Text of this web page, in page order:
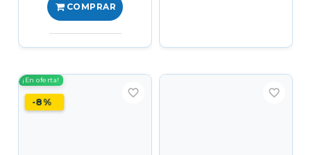
COMPRAR
¡En oferta!
-8%
favorite_border favorite_border